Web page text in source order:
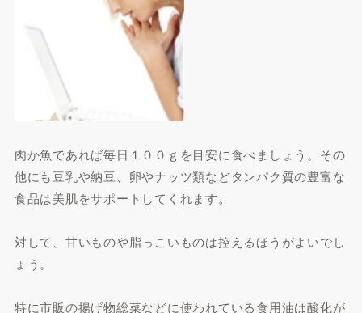
肉か魚であれば毎日１００ｇを目安に食べましょう。その
他にも豆乳や納豆、卵やナッツ類などタンパク質の豊富な
食品は美肌をサポートしてくれます。
対して、甘いものや脂っこいものは控えるほうがよいでし
ょう。
特に市販の揚げ物総菜などに使われている食用油は酸化が